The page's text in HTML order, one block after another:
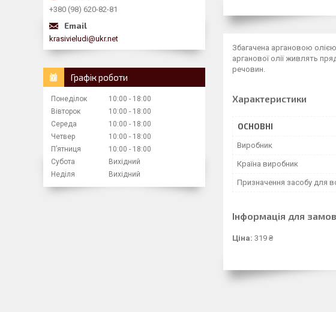
Збагачена аргановою
арганової олії живлять
речовин.
Характеристики
ОСНОВНІ
Виробник
Країна виробник
Призначення засобу для
Інформація для
Ціна: 319 ₴
+380 (98) 620-82-81
krasivieludi@ukr.net
Графік роботи
Понеділок 10:00
18:00
Вівторок
10:00
18:00
Середа
10:00
18:00
Четвер
10:00
18:00
Пʼятниця
10:00
18:00
Субота
Вихідний
Неділя
Вихідний